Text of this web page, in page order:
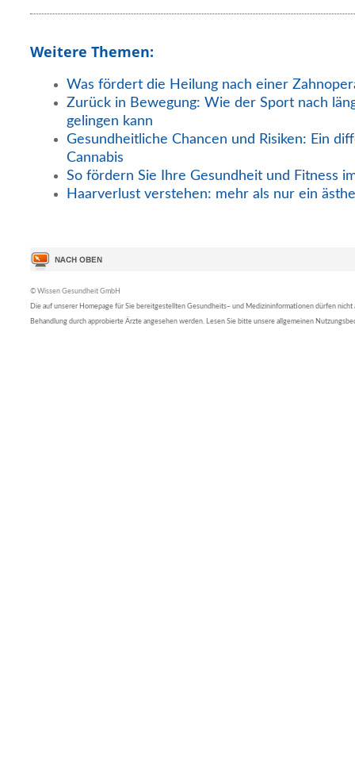
Weitere Themen:
Was fördert die Heilung nach einer
Zurück in Bewegung: Wie der Sport nach
gelingen kann
Gesundheitliche Chancen und Risiken: Ein
Cannabis
So fördern Sie Ihre Gesundheit und Fitness
Haarverlust verstehen: mehr als nur ein
© Wissen Gesundheit GmbH
Die auf unserer Homepage für Sie bereitgestellten Gesundheits– und Medizininformationen dürfen nicht
Behandlung durch approbierte Ärzte angesehen werden. Lesen Sie bitte unsere allgemeinen